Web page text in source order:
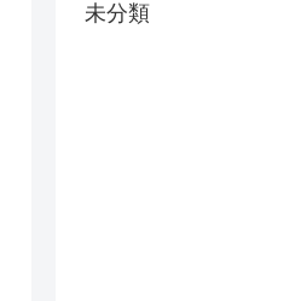
未分類